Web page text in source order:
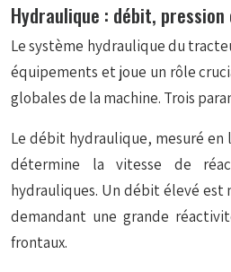
Hydraulique : débit,
Le système hydraulique du
équipements et joue un rôle
globales de la machine. Trois
Le débit hydraulique, mesuré
détermine la vitesse de
hydrauliques. Un débit élevé est
demandant une grande
frontaux.